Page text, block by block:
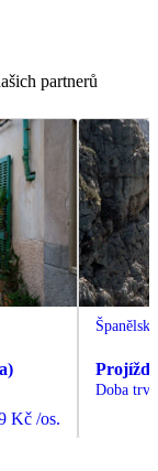
partnerů
Kč /os.
Španělsko
Doba